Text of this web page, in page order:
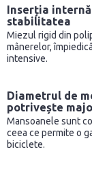
Inserția
stabilitatea
Miezul rigid din
mânerelor,
intensive.
Diametrul de
potrivește
Mansoanele sunt
ceea ce permite o
biciclete.